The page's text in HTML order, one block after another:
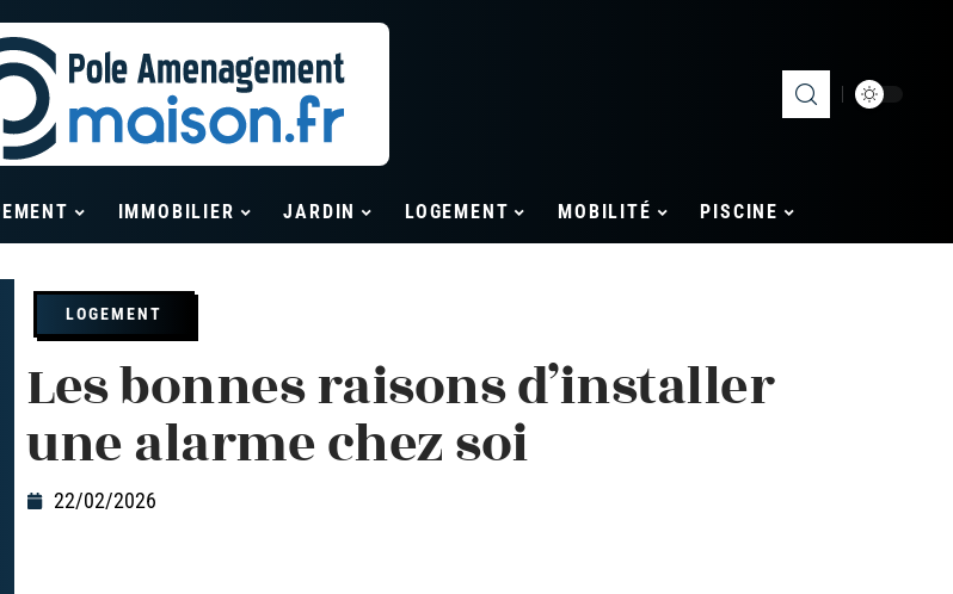
IMMOBILIER JARDIN LOGEMENT MOBILITÉ PISCINE
LOGEMENT
Les bonnes raisons d’installer
une alarme chez soi
22/02/2026